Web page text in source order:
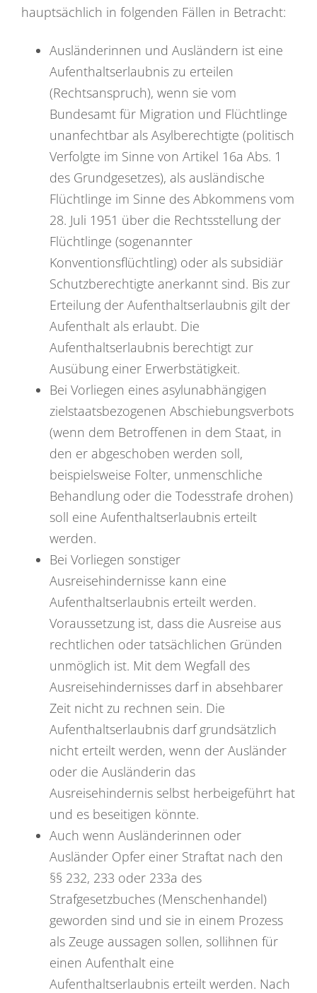
hauptsächlich in folgenden Fällen in Betracht:
Ausländerinnen und Ausländern ist eine
Aufenthaltserlaubnis zu erteilen
(Rechtsanspruch), wenn sie vom
Bundesamt für Migration und Flüchtlinge
unanfechtbar als Asylberechtigte (politisch
Verfolgte im Sinne von Artikel 16a Abs. 1
des Grundgesetzes), als ausländische
Flüchtlinge im Sinne des Abkommens vom
28. Juli 1951 über die Rechtsstellung der
Flüchtlinge (sogenannter
Konventionsflüchtling) oder als subsidiär
Schutzberechtigte anerkannt sind. Bis zur
Erteilung der Aufenthaltserlaubnis gilt der
Aufenthalt als erlaubt. Die
Aufenthaltserlaubnis berechtigt zur
Ausübung einer Erwerbstätigkeit.
Bei Vorliegen eines asylunabhängigen
zielstaatsbezogenen Abschiebungsverbots
(wenn dem Betroffenen in dem Staat, in
den er abgeschoben werden soll,
beispielsweise Folter, unmenschliche
Behandlung oder die Todesstrafe drohen)
soll eine Aufenthaltserlaubnis erteilt
werden.
Bei Vorliegen sonstiger
Ausreisehindernisse kann eine
Aufenthaltserlaubnis erteilt werden.
Voraussetzung ist, dass die Ausreise aus
rechtlichen oder tatsächlichen Gründen
unmöglich ist. Mit dem Wegfall des
Ausreisehindernisses darf in absehbarer
Zeit nicht zu rechnen sein. Die
Aufenthaltserlaubnis darf grundsätzlich
nicht erteilt werden, wenn der Ausländer
oder die Ausländerin das
Ausreisehindernis selbst herbeigeführt hat
und es beseitigen könnte.
Auch wenn Ausländerinnen oder
Ausländer Opfer einer Straftat nach den
§§ 232, 233 oder 233a des
Strafgesetzbuches (Menschenhandel)
geworden sind und sie in einem Prozess
als Zeuge aussagen sollen, sollihnen für
einen Aufenthalt eine
Aufenthaltserlaubnis erteilt werden. Nach